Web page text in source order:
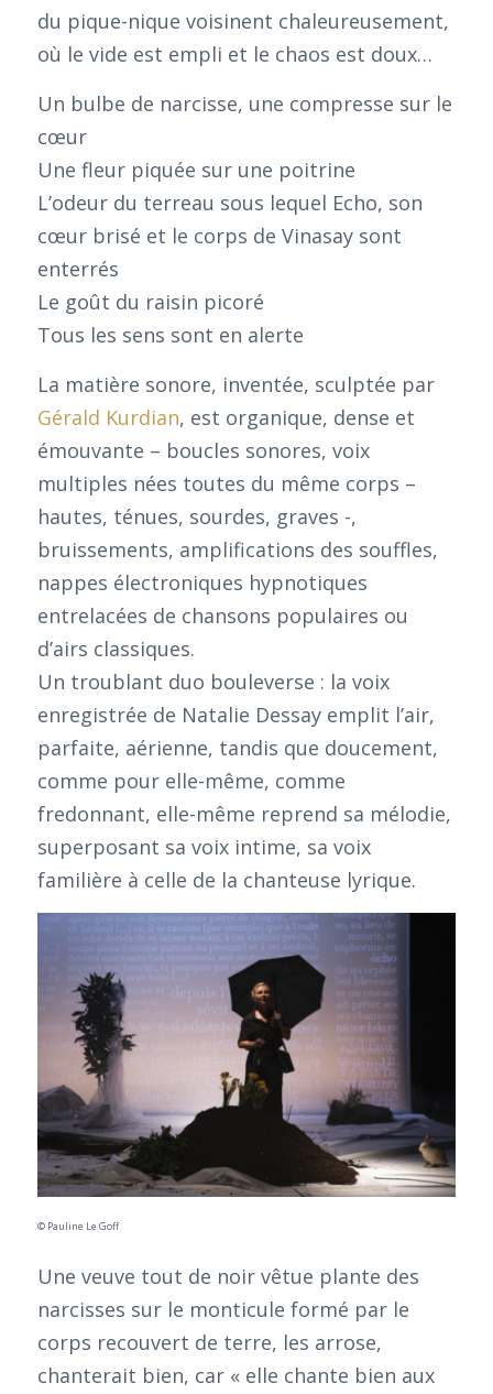
du pique-nique voisinent chaleureusement,
où le vide est empli et le chaos est doux…
Un bulbe de narcisse, une compresse sur le
cœur
Une fleur piquée sur une poitrine
L’odeur du terreau sous lequel Echo, son
cœur brisé et le corps de Vinasay sont
enterrés
Le goût du raisin picoré
Tous les sens sont en alerte
La matière sonore, inventée, sculptée par
Gérald Kurdian, est organique, dense et
émouvante – boucles sonores, voix
multiples nées toutes du même corps –
hautes, ténues, sourdes, graves -,
bruissements, amplifications des souffles,
nappes électroniques hypnotiques
entrelacées de chansons populaires ou
d’airs classiques.
Un troublant duo bouleverse : la voix
enregistrée de Natalie Dessay emplit l’air,
parfaite, aérienne, tandis que doucement,
comme pour elle-même, comme
fredonnant, elle-même reprend sa mélodie,
superposant sa voix intime, sa voix
familière à celle de la chanteuse lyrique.
© Pauline Le Goff
Une veuve tout de noir vêtue plante des
narcisses sur le monticule formé par le
corps recouvert de terre, les arrose,
chanterait bien, car « elle chante bien aux